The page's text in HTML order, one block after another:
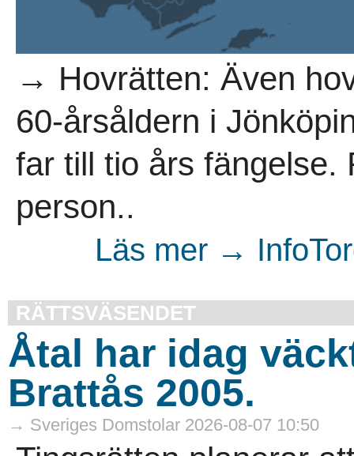
→ Hovrätten: Även
60-årsåldern i
far till tio års fängelse.
person..
Läs mer →
RÄTTSVÄSENDET
Åtal har idag
Brattås 2005.
→ Sveriges Domstolar 2026-08-07 10:50